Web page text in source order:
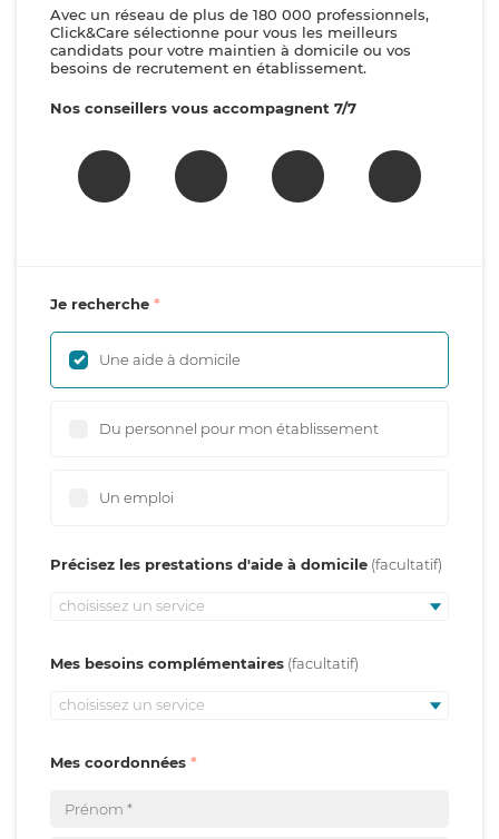
Avec un réseau de plus de 180 000 professionnels,
Click&Care sélectionne pour vous les meilleurs
candidats pour votre maintien à domicile ou vos
besoins de recrutement en établissement.
Nos conseillers vous accompagnent 7/7
Je recherche
Une aide à domicile
Du personnel pour mon établissement
Un emploi
Précisez les prestations d'aide à domicile
choisissez un service
Mes besoins complémentaires
choisissez un service
Mes coordonnées